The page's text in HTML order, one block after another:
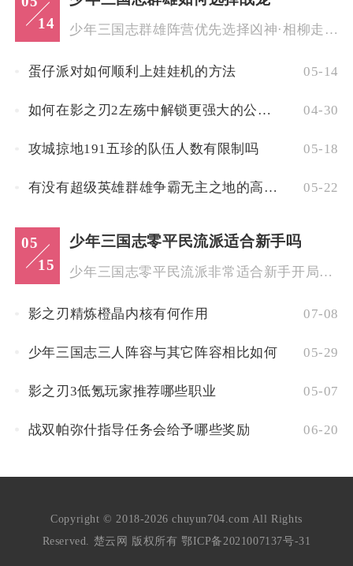
14
少年三国志群雄阵营优先选择凶神·相柳走爆发减怒收割路线，持久...
蛋仔派对如何顺利上娃娃机的方法 05-14
如何在影之刃2左殇中解锁更强大的公共技能 04-30
攻城掠地191五珍的队伍人数有限制吗 05-18
有没有超级英雄群雄争霸无主之地的高级技巧 05-22
05
15
少年三国志零平民流派适合新手吗
少年三国志零平民流派非常适合新手开局，新手依托游戏内成熟的免...
影之刃精炼橙晶内核有何作用 07-08
少年三国志三人阵容与其它阵容相比如何 05-29
影之刃3低氪玩家推荐哪些职业 05-07
战双帕弥什指导任务会给予哪些奖励 06-20
Copyright © 2018-2026 chuyun704.com All Rights
Reserved. 楚云网 版权所有 鄂ICP备2021007137号-31